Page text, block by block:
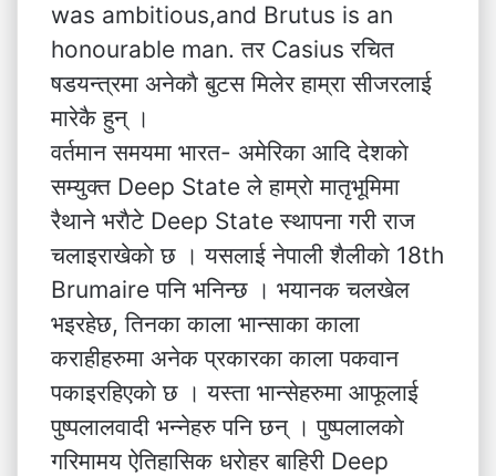
was ambitious,and Brutus is an
honourable man. तर Casius रचित
षडयन्त्रमा अनेकाै बुटस मिलेर हाम्रा सीजरलाई
मारेकै हुन् ।
वर्तमान समयमा भारत- अमेरिका आदि देशकाे
सम्युक्त Deep State ले हाम्राे मातृभूमिमा
रैथाने भराैटे Deep State स्थापना गरी राज
चलाइराखेकाे छ । यसलाई नेपाली शैलीकाे 18th
Brumaire पनि भनिन्छ । भयानक चलखेल
भइरहेछ, तिनका काला भान्साका काला
कराहीहरुमा अनेक प्रकारका काला पकवान
पकाइरहिएकाे छ । यस्ता भान्सेहरुमा आफूलाई
पुष्पलालवादी भन्नेहरु पनि छन् । पुष्पलालकाे
गरिमामय ऐतिहासिक धराेहर बाहिरी Deep